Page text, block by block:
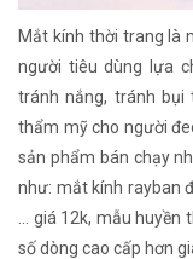
Mắt kính thời trang là
người tiêu dùng lựa
tránh nắng, tránh
thẩm mỹ cho người
sản phẩm bán chạy
như: mắt kính rayban
... giá 12k, mẫu
số dòng cao cấp hơn